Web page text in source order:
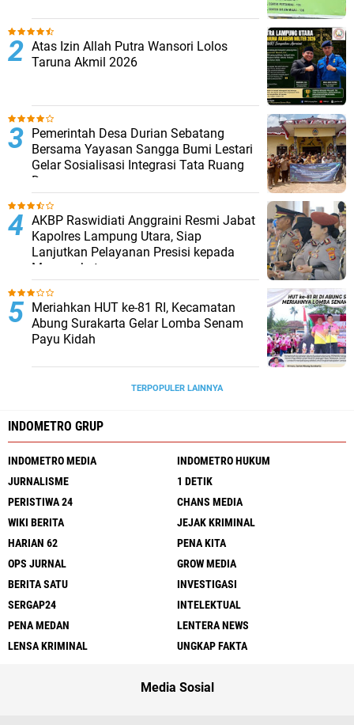
Atas Izin Allah Putra Wansori Lolos
Taruna Akmil 2026
Pemerintah Desa Durian Sebatang
Bersama Yayasan Sangga Bumi Lestari
Gelar Sosialisasi Integrasi Tata Ruang
Desa
AKBP Raswidiati Anggraini Resmi Jabat
Kapolres Lampung Utara, Siap
Lanjutkan Pelayanan Presisi kepada
Masyarakat
Meriahkan HUT ke-81 RI, Kecamatan
Abung Surakarta Gelar Lomba Senam
Payu Kidah
TERPOPULER LAINNYA
INDOMETRO GRUP
INDOMETRO MEDIA
INDOMETRO HUKUM
JURNALISME
1 DETIK
PERISTIWA 24
CHANS MEDIA
WIKI BERITA
JEJAK KRIMINAL
HARIAN 62
PENA KITA
OPS JURNAL
GROW MEDIA
BERITA SATU
INVESTIGASI
SERGAP24
INTELEKTUAL
PENA MEDAN
LENTERA NEWS
LENSA KRIMINAL
UNGKAP FAKTA
Media Sosial